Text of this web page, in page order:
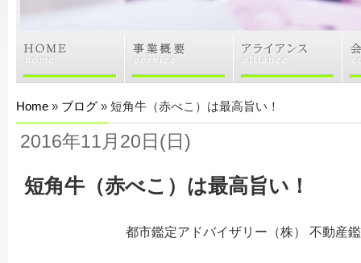
Home » ブログ » 短角牛（赤べこ）は最高旨い！
2016年11月20日(日)
短角牛（赤べこ）は最高旨い！
都市鑑定アドバイザリー（株） 不動産